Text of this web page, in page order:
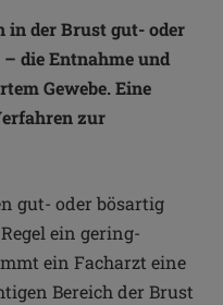
in der Brust gut- oder
die Entnahme und
Gewebe. Eine
zur
gut- oder bösartig
ein gering-
ein Facharzt eine
Bereich der Brust